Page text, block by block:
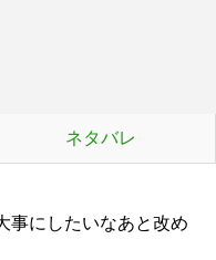
ネタバレ
事にしたいなあと改め